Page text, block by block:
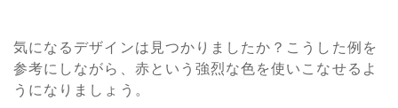
気になるデザインは見つかりましたか？こうした例を
参考にしながら、赤という強烈な色を使いこなせるよ
うになりましょう。